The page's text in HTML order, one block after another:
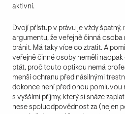
aktivní.
Dvojí přístup v právu je vždy
argumentu, že veřejně činná
bránit. Má taky více co ztratit. A
veřejně činné osoby neměli
ptát, proč touto optikou nemá
menší ochranu před násilnými
dokonce není před onou pomluvou
s vyššími příjmy, který si snáze
nese spoluodpovědnost za (nejen